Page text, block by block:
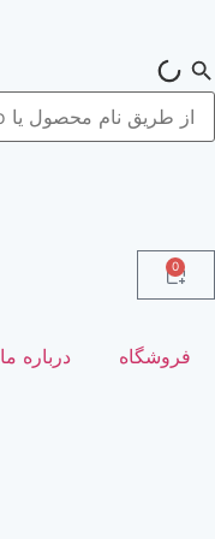
0
فروشگاه درباره ما